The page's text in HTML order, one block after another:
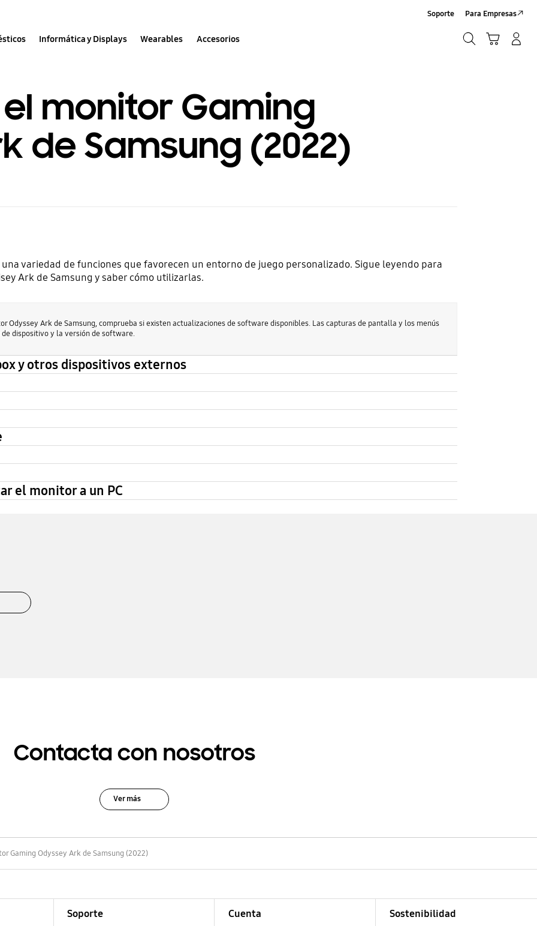
Informática y Displays Wearables Accesorios
Soporte Para Empresas
monitor Gaming
de Samsung (2022)
variedad de funciones que favorecen un entorno de juego personalizado. Sigue leyendo para
Ark de Samsung y saber cómo utilizarlas.
Odyssey Ark de Samsung, comprueba si existen actualizaciones de software disponibles. Las capturas de pantalla y los menús
dispositivo y la versión de software.
y otros dispositivos externos
el monitor a un PC
Contacta con nosotros
Ver más
Gaming Odyssey Ark de Samsung (2022)
Soporte Cuenta Sostenibilidad